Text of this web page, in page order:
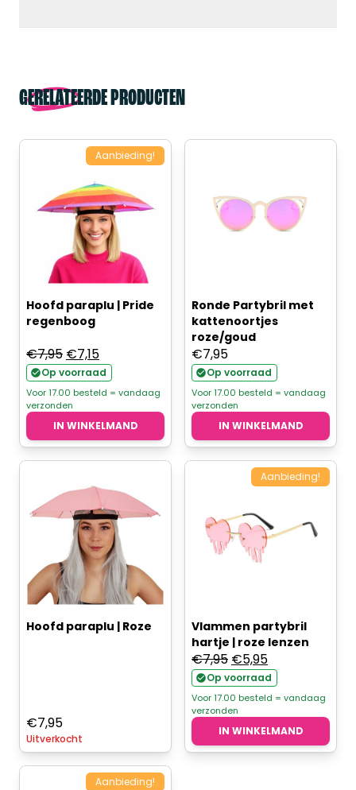
GERELATEERDE PRODUCTEN
Aanbieding!
Hoofd paraplu | Pride
regenboog
€7,95 Oorspronkelijke
prijs
was:
€7,95.
€7,15Huidige
prijs
is:
€7,15.
Op voorraad
Voor 17.00 besteld = vandaag
verzonden
IN WINKELMAND
Ronde Partybril met
kattenoortjes
roze/goud
€7,95
Op voorraad
Voor 17.00 besteld = vandaag
verzonden
IN WINKELMAND
Hoofd paraplu | Roze
€7,95
Uitverkocht
Aanbieding!
Vlammen partybril
hartje | roze lenzen
€7,95 Oorspronkelijke
prijs
was:
€7,95.
€5,95Huidige
prijs
is:
€5,95.
Op voorraad
Voor 17.00 besteld = vandaag
verzonden
IN WINKELMAND
Aanbieding!